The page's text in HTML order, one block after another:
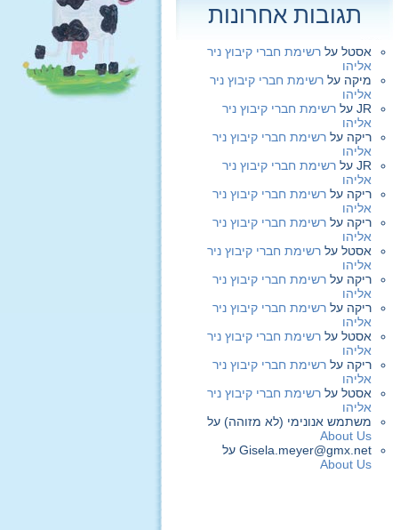
תגובות אחרונות
אסטל על רשימת חברי קיבוץ ניר
אליהו
מיקה על רשימת חברי קיבוץ ניר
אליהו
JR על רשימת חברי קיבוץ ניר
אליהו
ריקה על רשימת חברי קיבוץ ניר
אליהו
JR על רשימת חברי קיבוץ ניר
אליהו
ריקה על רשימת חברי קיבוץ ניר
אליהו
ריקה על רשימת חברי קיבוץ ניר
אליהו
אסטל על רשימת חברי קיבוץ ניר
אליהו
ריקה על רשימת חברי קיבוץ ניר
אליהו
ריקה על רשימת חברי קיבוץ ניר
אליהו
אסטל על רשימת חברי קיבוץ ניר
אליהו
ריקה על רשימת חברי קיבוץ ניר
אליהו
אסטל על רשימת חברי קיבוץ ניר
אליהו
משתמש אנונימי (לא מזוהה) על
About Us
Gisela.meyer@gmx.net על
About Us